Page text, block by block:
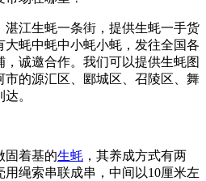
江生蚝一条街，提供生蚝一手货
蚝中蚝中小蚝小蚝，发往全国各
诚邀合作。我们可以提供生蚝图
市的源汇区、郾城区、召陵区、舞
。
固着基的生蚝 ，其养成方式有两
绳索串联成串，中间以10厘米左